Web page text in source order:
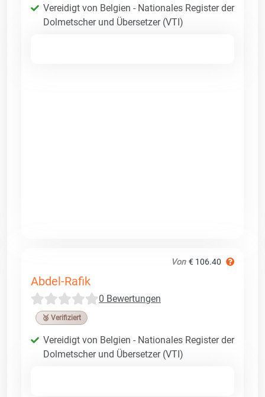
Vereidigt von Belgien - Nationales Register der
Dolmetscher und Übersetzer (VTI)
Von € 106.40
Abdel-Rafik
0 Bewertungen
🥉 Verifiziert
Vereidigt von Belgien - Nationales Register der
Dolmetscher und Übersetzer (VTI)